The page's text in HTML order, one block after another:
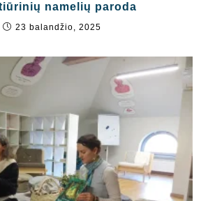
namelių paroda
23 balandžio, 2025